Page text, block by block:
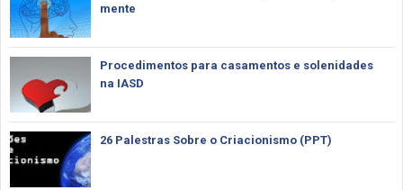
mente
Procedimentos para casamentos e solenidades
na IASD
26 Palestras Sobre o Criacionismo (PPT)